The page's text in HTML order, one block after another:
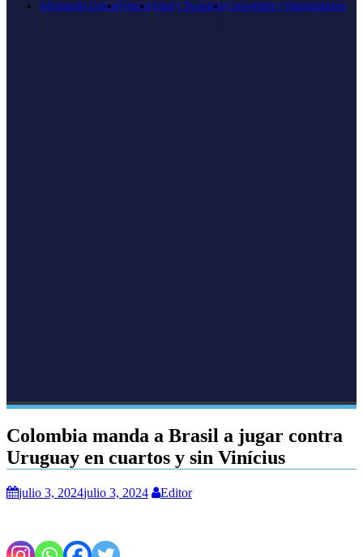
Información GeneralOpiniónSalud y TecnologíaCuriosidades y Entretenimiento
Colombia manda a Brasil a jugar contra
Uruguay en cuartos y sin Vinícius
julio 3, 2024julio 3, 2024 Editor